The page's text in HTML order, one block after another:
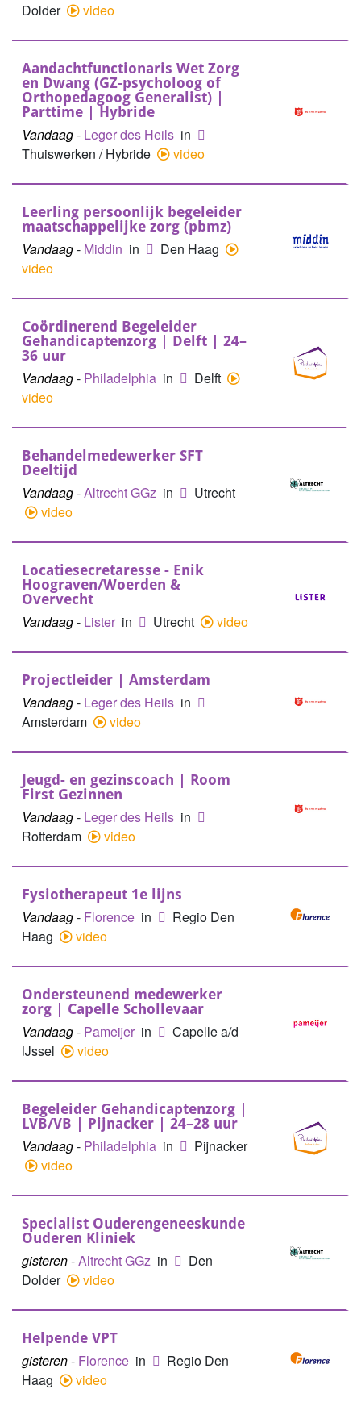
Dolder video
Aandachtfunctionaris Wet Zorg
en Dwang (GZ-psycholoog of
Orthopedagoog Generalist) |
Parttime | Hybride
Vandaag- Leger des Heils in
Thuiswerken / Hybride
video
Leerling persoonlijk begeleider
maatschappelijke zorg (pbmz)
Vandaag- Middin in
Den Haag
video
Coördinerend Begeleider
Gehandicaptenzorg | Delft | 24–
36 uur
Vandaag- Philadelphia in
Delft
video
Behandelmedewerker SFT
Deeltijd
Vandaag-Altrecht GGz in
Utrecht
video
Locatiesecretaresse - Enik
Hoograven/Woerden &
Overvecht
Vandaag- Lister in Utrecht video
Projectleider | Amsterdam
Vandaag- Leger des Heils in
Amsterdam
video
Jeugd- en gezinscoach | Room
First Gezinnen
Vandaag- Leger des Heils in
Rotterdam
video
Fysiotherapeut 1e lijns
Vandaag- Florence in
Regio Den
Haag
video
Ondersteunend medewerker
zorg | Capelle Schollevaar
Vandaag- Pameijer in
Capelle a/d
IJssel
video
Begeleider Gehandicaptenzorg |
LVB/VB | Pijnacker | 24–28 uur
Vandaag- Philadelphia in
Pijnacker
video
Specialist Ouderengeneeskunde
Ouderen Kliniek
gisteren-Altrecht GGz in
Den
Dolder
video
Helpende VPT
gisteren- Florence in
Regio Den
Haag
video